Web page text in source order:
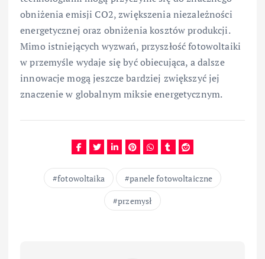
obniżenia emisji CO2, zwiększenia niezależności
energetycznej oraz obniżenia kosztów produkcji.
Mimo istniejących wyzwań, przyszłość fotowoltaiki
w przemyśle wydaje się być obiecująca, a dalsze
innowacje mogą jeszcze bardziej zwiększyć jej
znaczenie w globalnym miksie energetycznym.
fotowoltaika
panele fotowoltaiczne
przemysł